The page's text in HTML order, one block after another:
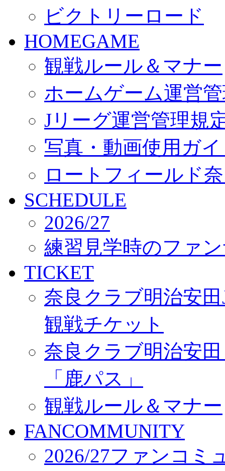
ビクトリーロード
HOMEGAME
観戦ルール＆マナー
ホームゲーム運営
Jリーグ運営管理規
写真・動画使用ガ
ロートフィールド
SCHEDULE
2026/27
練習見学時のファ
TICKET
奈良クラブ明治安
観戦チケット
奈良クラブ明治安
「鹿パス」
観戦ルール＆マナー
FANCOMMUNITY
2026/27ファンコミ